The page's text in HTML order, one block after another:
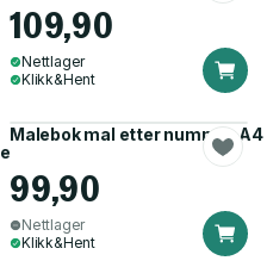
109,90
Nettlager
Klikk&Hent
Malebok mal etter nummer A4
99,90
Nettlager
Klikk&Hent